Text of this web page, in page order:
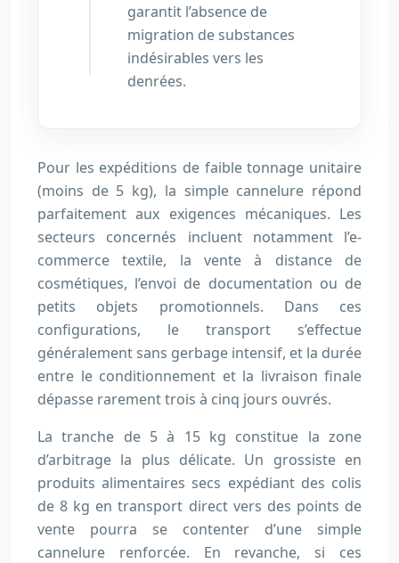
garantit l’absence de
migration de substances
indésirables vers les
denrées.
Pour les expéditions de faible tonnage unitaire
(moins de 5 kg), la simple cannelure répond
parfaitement aux exigences mécaniques. Les
secteurs concernés incluent notamment l’e-
commerce textile, la vente à distance de
cosmétiques, l’envoi de documentation ou de
petits objets promotionnels. Dans ces
configurations, le transport s’effectue
généralement sans gerbage intensif, et la durée
entre le conditionnement et la livraison finale
dépasse rarement trois à cinq jours ouvrés.
La tranche de 5 à 15 kg constitue la zone
d’arbitrage la plus délicate. Un grossiste en
produits alimentaires secs expédiant des colis
de 8 kg en transport direct vers des points de
vente pourra se contenter d’une simple
cannelure renforcée. En revanche, si ces